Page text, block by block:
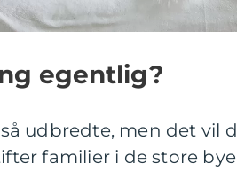
egentlig?
udbredte, men det vil
familier i de store